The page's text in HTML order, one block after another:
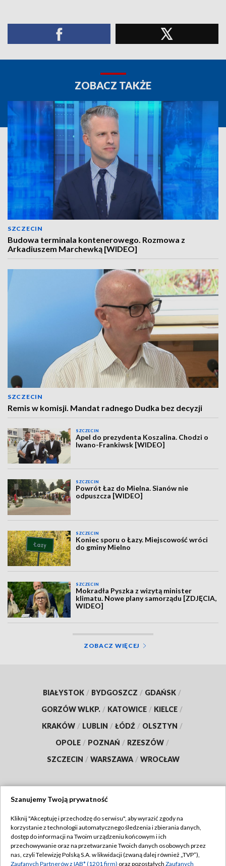
ZOBACZ TAKŻE
SZCZECIN
Budowa terminala kontenerowego. Rozmowa z
Arkadiuszem Marchewką [WIDEO]
SZCZECIN
Remis w komisji. Mandat radnego Dudka bez decyzji
SZCZECIN
Apel do prezydenta Koszalina. Chodzi o
Iwano-Frankiwsk [WIDEO]
SZCZECIN
Powrót Łaz do Mielna. Sianów nie
odpuszcza [WIDEO]
SZCZECIN
Koniec sporu o Łazy. Miejscowość wróci
do gminy Mielno
SZCZECIN
Mokradła Pyszka z wizytą minister
klimatu. Nowe plany samorządu [ZDJĘCIA,
WIDEO]
ZOBACZ WIĘCEJ
BIAŁYSTOK / BYDGOSZCZ / GDAŃSK /
GORZÓW WLKP. / KATOWICE / KIELCE /
KRAKÓW / LUBLIN / ŁÓDŹ / OLSZTYN /
OPOLE / POZNAŃ / RZESZÓW /
SZCZECIN / WARSZAWA / WROCŁAW
TVP
Abonament TVP
Emisja w TVP
Regulamin TVP
Szanujemy Twoją prywatność
Kliknij "Akceptuję i przechodzę do serwisu", aby wyrazić zgody na
korzystanie z technologii automatycznego śledzenia i zbierania danych,
dostęp do informacji na Twoim urządzeniu końcowym i ich
przechowywanie oraz na przetwarzanie Twoich danych osobowych przez
nas, czyli Telewizję Polską S.A. w likwidacji (zwaną dalej również „TVP”),
Zaufanych Partnerów z IAB* (1201 firm) oraz pozostałych Zaufanych